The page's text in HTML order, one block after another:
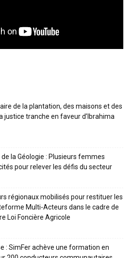
de la plantation, des maisons et des
justice tranche en faveur d’Ibrahima
la Géologie : Plusieurs femmes
pour relever les défis du secteur
régionaux mobilisés pour restituer les
Multi-Acteurs dans le cadre de
Loi Foncière Agricole
: SimFer achève une formation en